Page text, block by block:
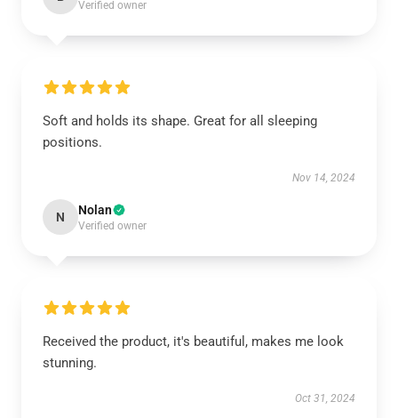
Verified owner
Soft and holds its shape. Great for all sleeping
positions.
Nov 14, 2024
N Nolan
Verified owner
Received the product, it's beautiful, makes me look
stunning.
Oct 31, 2024